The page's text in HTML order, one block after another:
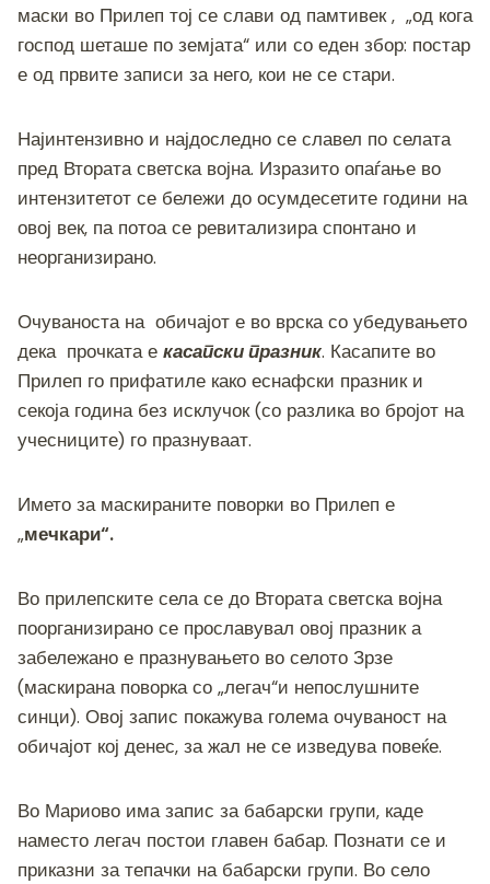
маски во Прилеп тој се слави од памтивек , „од кога
господ шеташе по земјата“ или со еден збор: постар
е од првите записи за него, кои не се стари.
Најинтензивно и најдоследно се славел по селата
пред Втората светска војна. Изразито опаѓање во
интензитетот се бележи до осумдесетите години на
овој век, па потоа се ревитализира спонтано и
неорганизирано.
Очуваноста на обичајот е во врска со убедувањето
дека прочката е касапски празник. Касапите во
Прилеп го прифатиле како еснафски празник и
секоја година без исклучок (со разлика во бројот на
учесниците) го празнуваат.
Името за маскираните поворки во Прилеп е
„мечкари“.
Во прилепските села се до Втората светска војна
поорганизирано се прославувал овој празник а
забележано е празнувањето во селото Зрзе
(маскирана поворка со „легач“и непослушните
синци). Овој запис покажува голема очуваност на
обичајот кој денес, за жал не се изведува повеќе.
Во Мариово има запис за бабарски групи, каде
наместо легач постои главен бабар. Познати се и
приказни за тепачки на бабарски групи. Во село